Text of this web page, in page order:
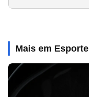
Mais em Esporte